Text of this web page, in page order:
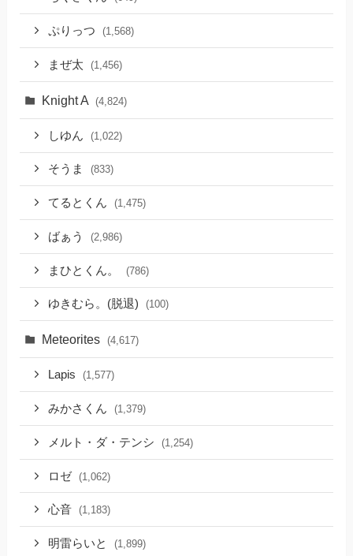
ぷりっつ (1,568)
まぜ太 (1,456)
Knight A (4,824)
しゆん (1,022)
そうま (833)
てるとくん (1,475)
ばぁう (2,986)
まひとくん。 (786)
ゆきむら。(脱退) (100)
Meteorites (4,617)
Lapis (1,577)
みかさくん (1,379)
メルト・ダ・テンシ (1,254)
ロゼ (1,062)
心音 (1,183)
明雷らいと (1,899)